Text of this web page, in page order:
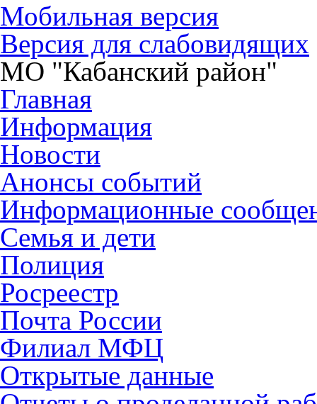
Мобильная версия
Версия для слабовидящих
МО "Кабанский район"
Главная
Информация
Новости
Анонсы событий
Информационные
Семья и дети
Полиция
Росреестр
Почта России
Филиал МФЦ
Открытые данные